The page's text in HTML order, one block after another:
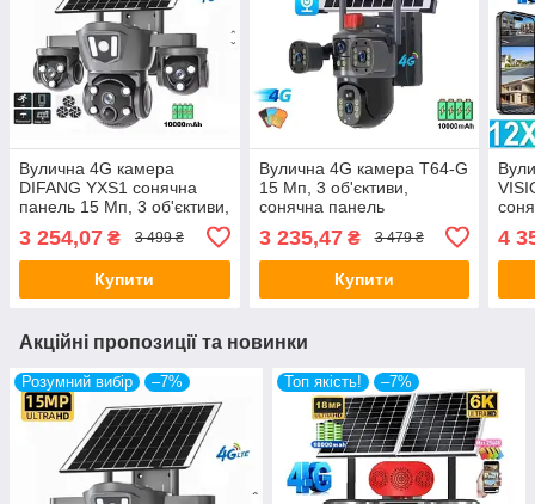
Вулична 4G камера
DIFANG YXS1 сонячна
панель 15 Мп, 3 об'єктиви,
акумулятор 10000 мА·год,
PIR
3 254,07 ₴ 3 499 ₴
Купити
Вулична 4G камера T64-G
15 Мп, 3 об'єктиви,
сонячна панель
заряджання, акумулятор
10000 мА·год, PIR
3 235,47₴ 3 479 ₴
Купити
PIR
4
Акційні пропозиції та новинки
Розумний вибір –7% Топ якість! –7%